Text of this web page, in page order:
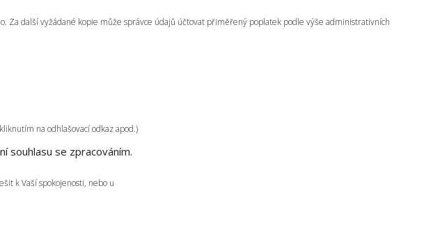
Za další vyžádané kopie může správce údajů účtovat přiměřený poplatek podle výše administrativních
na odhlašovací odkaz apod.)
souhlasu se zpracováním.
k Vaší spokojenosti, nebo u